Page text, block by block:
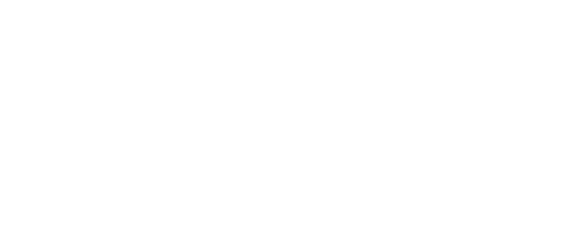
Goods Flessenwarmer?
en betrouwbare verwarming. Binnen 3-5
verlies van voedingsstoffen. Dankzij de
beste past bij jouw baby.
deze flessenwarmer geschikt voor